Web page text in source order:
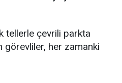
tellerle çevrili parkta
görevliler, her zamanki